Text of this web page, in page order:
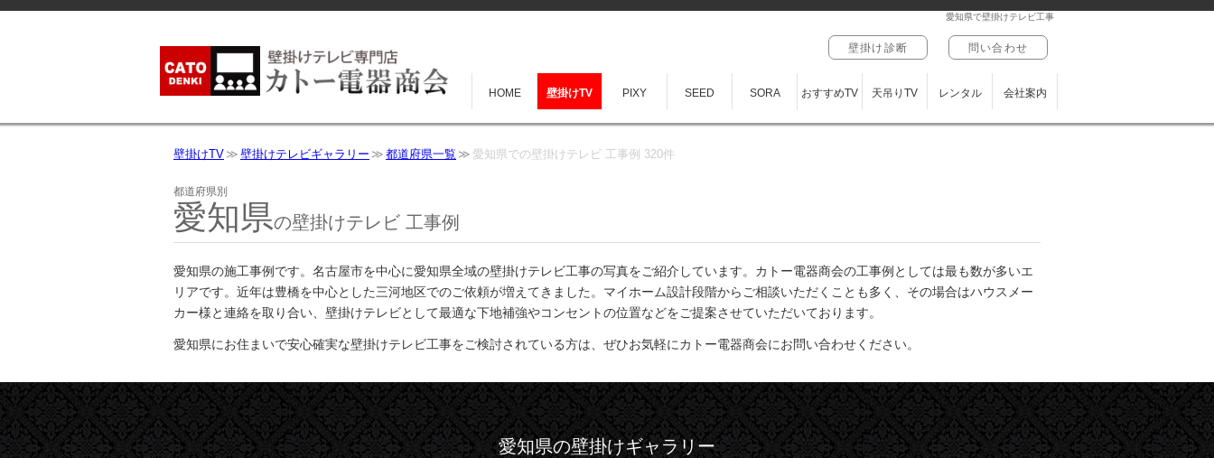
愛知県で壁掛けテレビ工事
壁掛け診断 問い合わせ
HOME 壁掛けTV PIXY SEED SORA おすすめTV 天吊りTV レンタル 会社案内
壁掛けTV 壁掛けテレビギャラリー 都道府県一覧 愛知県での壁掛けテレビ 工事例 320件
都道府県別
愛知県の壁掛けテレビ 工事例
愛知県の施工事例です。名古屋市を中心に愛知県全域の壁掛けテレビ工事の写真をご紹介しています。カトー電器商会の工事例としては最も数が多いエ
リアです。近年は豊橋を中心とした三河地区でのご依頼が増えてきました。マイホーム設計段階からご相談いただくことも多く、その場合はハウスメー
カー様と連絡を取り合い、壁掛けテレビとして最適な下地補強やコンセントの位置などをご提案させていただいております。
愛知県にお住まいで安心確実な壁掛けテレビ工事をご検討されている方は、ぜひお気軽にカトー電器商会にお問い合わせください。
愛知県の壁掛けギャラリー